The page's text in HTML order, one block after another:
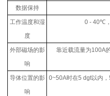
数据保持
工作温度和湿
度
0 - 40℃
外部磁场的影
响
靠近载流量为100A
导体位置的影
响
0~50A时在5 dgt以内，